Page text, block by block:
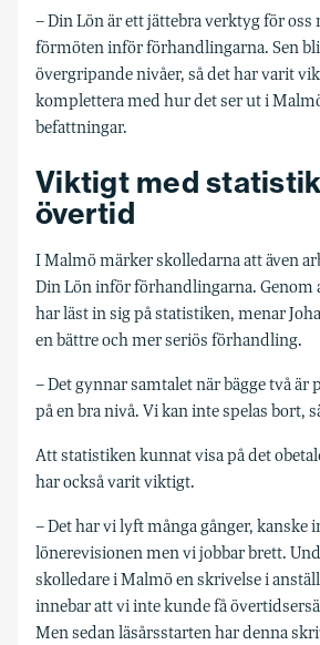
– Din Lön är ett jättebra verktyg för oss
förmöten inför förhandlingarna. Sen
övergripande nivåer, så det har varit
komplettera med hur det ser ut i
befattningar.
Viktigt med
övertid
I Malmö märker skolledarna att även
Din Lön inför förhandlingarna. Genom
har läst in sig på statistiken, menar
en bättre och mer seriös förhandling.
– Det gynnar samtalet när bägge två är
på en bra nivå. Vi kan inte spelas bort,
Att statistiken kunnat visa på det
har också varit viktigt.
– Det har vi lyft många gånger, kanske
lönerevisionen men vi jobbar brett.
skolledare i Malmö en skrivelse i
innebar att vi inte kunde få
Men sedan läsårsstarten har denna